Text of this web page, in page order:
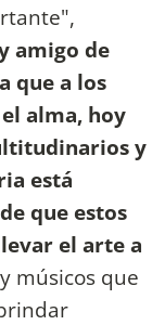
amigo de
que a los
alma, hoy
y
está
que estos
el arte a
músicos que